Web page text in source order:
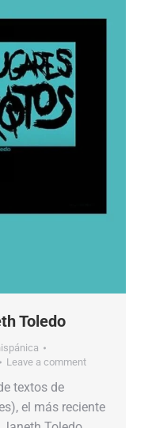
Toledo
Leave a comment
textos de
el más reciente